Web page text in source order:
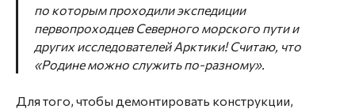
по которым проходили экспедиции
первопроходцев Северного морского пути и
других исследователей Арктики! Считаю, что
«Родине можно служить по-разному».
Для того, чтобы демонтировать конструкции,